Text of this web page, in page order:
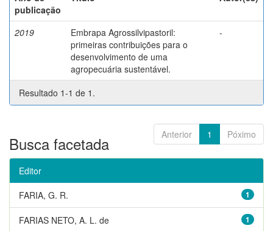
publicação
2019
Embrapa Agrossilvipastoril:
primeiras contribuições para o
desenvolvimento de uma
agropecuária sustentável.
-
Resultado 1-1 de 1.
Anterior 1 Póximo
Busca facetada
Editor
1
FARIA, G. R.
1
FARIAS NETO, A. L. de